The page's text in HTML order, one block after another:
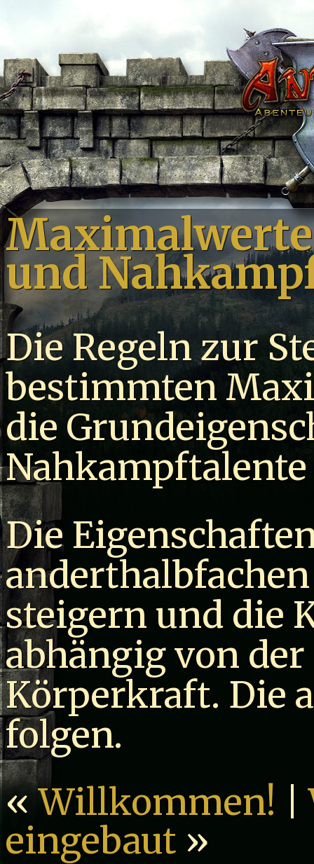
und
Die Regeln zur
bestimmten
die
Die
steigern und die
abhängig von
Körperkraft. Die
folgen.
«Willkommen! |
eingebaut »